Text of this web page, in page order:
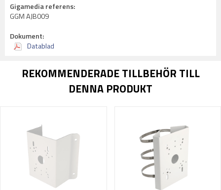
Gigamedia referens:
GGM AJB009
Dokument:
Datablad
REKOMMENDERADE TILLBEHÖR TILL
DENNA PRODUKT